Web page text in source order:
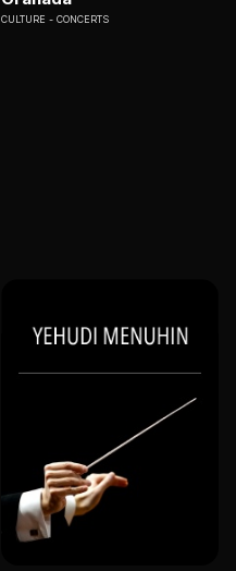
CULTURE CONCERTS